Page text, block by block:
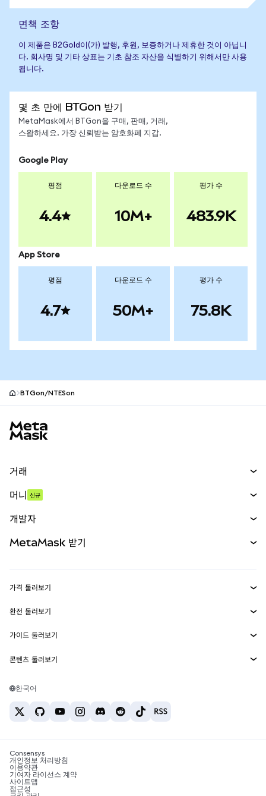
면책 조항
이 제품은 B2Gold이(가) 발행, 후원, 보증하거나 제휴한 것이 아닙니
다. 회사명 및 기타 상표는 기초 참조 자산을 식별하기 위해서만 사용
됩니다.
몇 초 만에 BTGon 받기
MetaMask에서 BTGon을 구매, 판매, 거래,
스왑하세요. 가장 신뢰받는 암호화폐 지갑.
Google Play
평점
4.4
다운로드 수
10M+
평가 수
483.9K
App Store
평점
4.7
다운로드 수
50M+
평가 수
75.8K
BTGon/NTESon
거래
무기한 선물
실물자산
머니 신규
개발자
MetaMask Connect
Snaps
웹3 서비스
MetaMask 받기
보안
고객 지원
채용
가격 둘러보기
이더리움 가격
솔라나 가격
테더 가격
환전 둘러보기
ETH를 USD로 환전
USDT를 INR로 환전
BTC를 INR로 환전
ETH를 USDT로 환전
가이드 둘러보기
ETH 매수
USDT 매수
SHIB 매수
BNB 매수
콘텐츠 둘러보기
솔라나 지갑
암호화폐 세금 뉴스
암호화폐 매수 방법
비트코인 매도 방법
한국어
Consensys
개인정보 처리방침
이용약관
기여자 라이선스 계약
사이트맵
접근성